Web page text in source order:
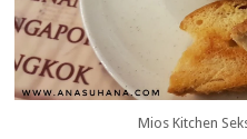
Mios Kitchen